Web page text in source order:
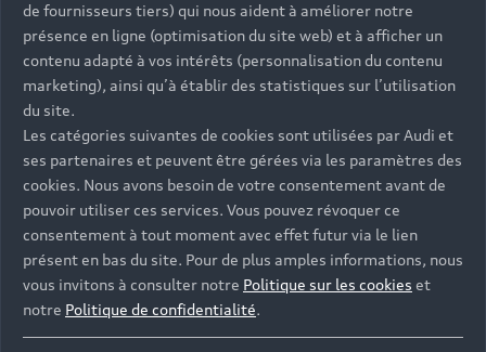
Située dans le 11e arrondissement, la concession dessert
Marseille et son agglomération, d’Aubagne à Vitrolles en
passant par Aix-en-Provence et Marignane, avec un accès
direct par l’A50 et l’A7.
Sur place, les équipes assurent la vente de véhicules
neufs et d’occasion, l’entretien et la réparation en atelier,
ainsi que l’accompagnement au financement. Les
horaires détaillés sont indiqués sur la fiche de la
concession en haut de page.
de fournisseurs tiers) qui nous aident à améliorer notre
présence en ligne (optimisation du site web) et à afficher un
contenu adapté à vos intérêts (personnalisation du contenu
marketing), ainsi qu’à établir des statistiques sur l’utilisation
du site.
Les catégories suivantes de cookies sont utilisées par Audi et
ses partenaires et peuvent être gérées via les paramètres des
cookies. Nous avons besoin de votre consentement avant de
pouvoir utiliser ces services. Vous pouvez révoquer ce
consentement à tout moment avec effet futur via le lien
présent en bas du site. Pour de plus amples informations, nous
vous invitons à consulter notre Politique sur les cookies et
notre Politique de confidentialité.